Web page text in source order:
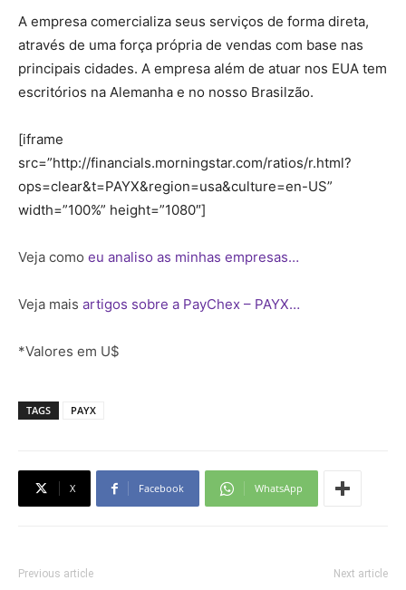
A empresa comercializa seus serviços de forma direta,
através de uma força própria de vendas com base nas
principais cidades. A empresa além de atuar nos EUA tem
escritórios na Alemanha e no nosso Brasilzão.
[iframe
src=”http://financials.morningstar.com/ratios/r.html?
ops=clear&t=PAYX&region=usa&culture=en-US”
width=”100%” height=”1080″]
Veja como eu analiso as minhas empresas…
Veja mais artigos sobre a PayChex – PAYX…
*Valores em U$
TAGS PAYX
X Facebook WhatsApp
Previous article Next article